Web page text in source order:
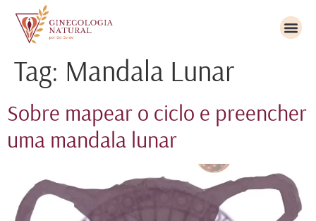
Tag: Mandala Lunar
Sobre mapear o ciclo e preencher
uma mandala lunar